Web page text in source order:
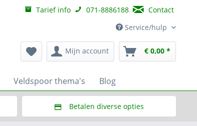
Tarief info 071-8886188
Contact
Service/hulp
Mijn account € 0,00 *
Veldspoor thema's Blog
Betalen diverse opties